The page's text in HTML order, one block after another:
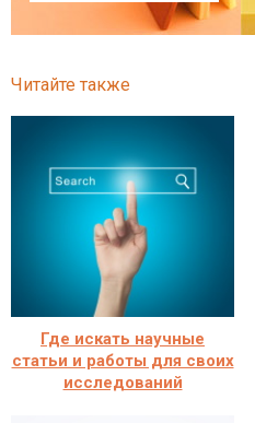
Читайте также
Где искать научные
статьи и работы для своих
исследований